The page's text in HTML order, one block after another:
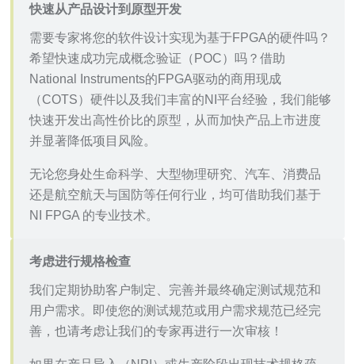
快速从产品设计到原型开发
需要专家将您的软件设计实现为基于FPGA的硬件吗？
希望快速成功完成概念验证（POC）吗？借助
National Instruments的FPGA驱动的商用现成
（COTS）硬件以及我们丰富的NI平台经验，我们能够
快速开发出高性价比的原型，从而加快产品上市进度
并显著降低项目风险。
无论您身处生命科学、大型物理研究、汽车、消费品
还是航空航天与国防等任何行业，均可借助我们基于
NI FPGA 的专业技术。
考虑进行规格检查
我们定期协助客户制定、完善并最终确定测试规范和
用户需求。即使您的测试规范或用户需求规范已经完
善，也请考虑让我们的专家再进行一次审核！